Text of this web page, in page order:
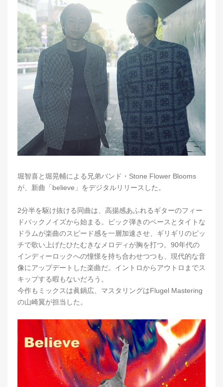
堀智喜と堀晃輔による兄弟バンド・Stone Flower Blooms
が、新曲「believe」をデジタルリリースした。
2分半を駆け抜ける同曲は、高揚感あふれるギターのフィー
ドバックノイズから始まる。ピック弾きのベースとタイトな
ドラムが楽曲のスピード感を一層加速させ、ギリギリのピッ
チで歌い上げたひたむきなメロディが胸を打つ。90年代の
インディーロックへの憧憬を持ち合わせつつも、現代的な音
像にアップデートした楽曲だ。イントロからアウトロまでス
キップする暇もないだろう。
今作もミックスは眞鍋広、マスタリングはFlugel Mastering
の山崎翼が担当した。